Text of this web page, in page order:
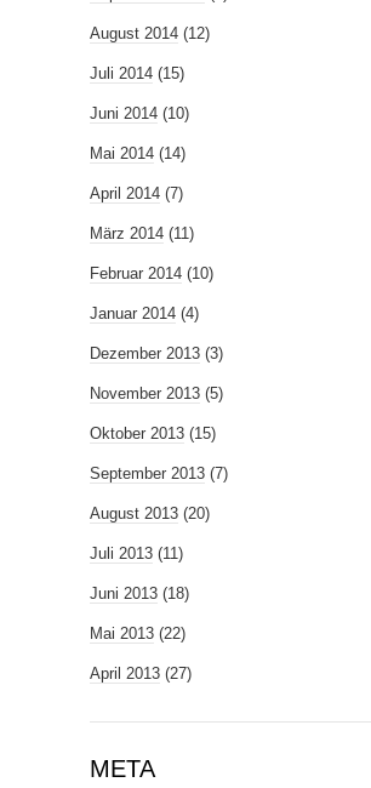
August 2014 (12)
Juli 2014 (15)
Juni 2014 (10)
Mai 2014 (14)
April 2014 (7)
März 2014 (11)
Februar 2014 (10)
Januar 2014 (4)
Dezember 2013 (3)
November 2013 (5)
Oktober 2013 (15)
September 2013 (7)
August 2013 (20)
Juli 2013 (11)
Juni 2013 (18)
Mai 2013 (22)
April 2013 (27)
META